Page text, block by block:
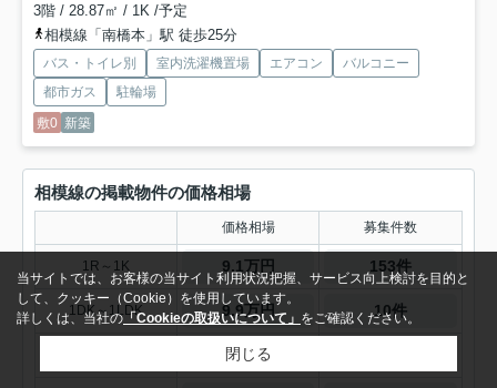
3階 / 28.87㎡ / 1K /予定
相模線「南橋本」駅 徒歩25分
バス・トイレ別 室内洗濯機置場 エアコン
バルコニー
都市ガス
駐輪場
敷0 新築
相模線の掲載物件の価格相場
価格相場 募集件数
1R～1K 9.1万円 153件
1DK～1LDK 9.9万円 10件
-
当サイトでは、お客様の当サイト利用状況把握、サービス向上検討を目的と
して、クッキー（Cookie）を使用しています。
詳しくは、当社の「Cookieの取扱いについて」 をご確認ください。
閉じる